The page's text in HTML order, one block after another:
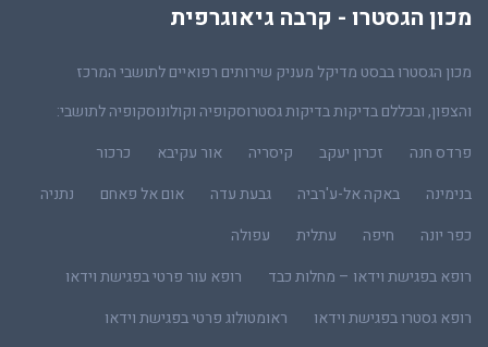
מכון הגסטרו - קרבה גיאוגרפית
מכון הגסטרו בבסט מדיקל מעניק שירותים רפואיים לתושבי המרכז
והצפון, ובכללם בדיקות בדיקות גסטרוסקופיה וקולונוסקופיה לתושבי:
פרדס חנה
זכרון יעקב קיסריה אור עקיבא
כרכור
בנימינה
באקה אל-ע'רביה גבעת עדה אום אל פאחם
נתניה
כפר יונה
חיפה עתלית
עפולה
רופא בפגישת וידאו – מחלות כבד
רופא עור פרטי בפגישת וידאו
רופא גסטרו בפגישת וידאו
ראומטולוג פרטי בפגישת וידאו